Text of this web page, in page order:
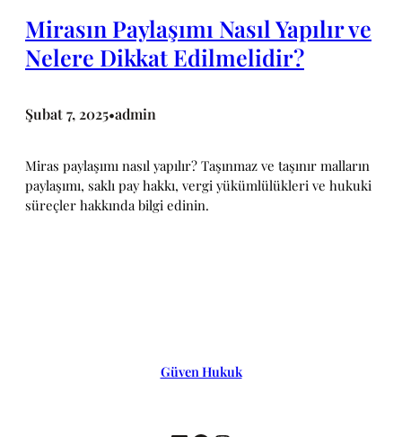
Mirasın Paylaşımı Nasıl Yapılır ve
Nelere Dikkat Edilmelidir?
Şubat 7, 2025•admin
Miras paylaşımı nasıl yapılır? Taşınmaz ve taşınır malların
paylaşımı, saklı pay hakkı, vergi yükümlülükleri ve hukuki
süreçler hakkında bilgi edinin.
Güven Hukuk